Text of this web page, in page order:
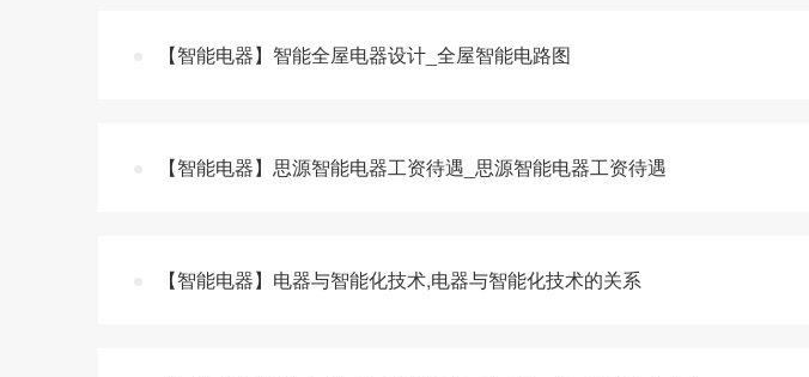
【智能电器】智能全屋电器设计_全屋智能电路图
【智能电器】思源智能电器工资待遇_思源智能电器工资待遇
【智能电器】电器与智能化技术,电器与智能化技术的关系